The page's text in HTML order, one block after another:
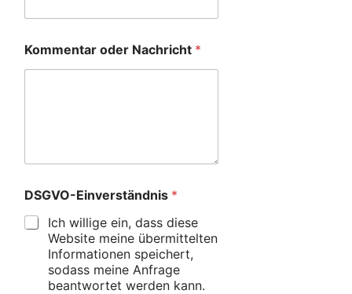
Kommentar oder Nachricht *
DSGVO-Einverständnis *
Ich willige ein, dass diese
Website meine übermittelten
Informationen speichert,
sodass meine Anfrage
beantwortet werden kann.